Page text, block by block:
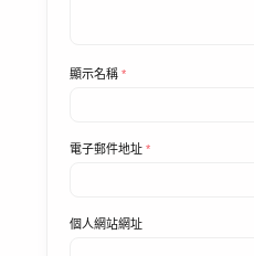
顯示名稱 *
電子郵件地址 *
個人網站網址